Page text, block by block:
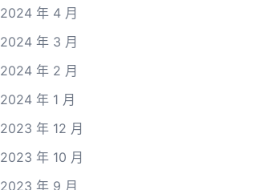
2024 年 4 月
2024 年 3 月
2024 年 2 月
2024 年 1 月
2023 年 12 月
2023 年 10 月
2023 年 9 月